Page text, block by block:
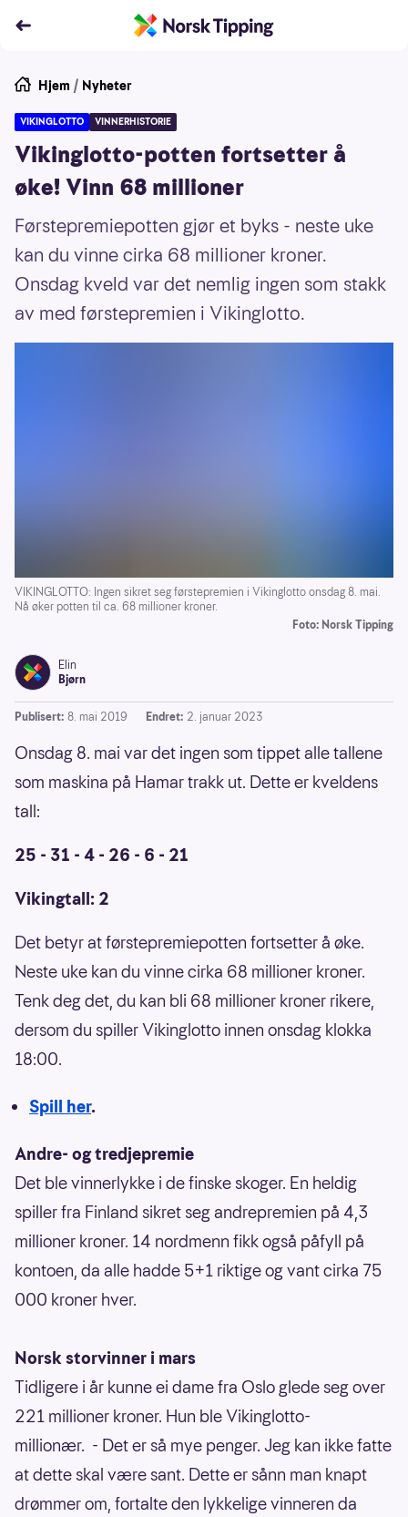
Hjem / Nyheter
VIKINGLOTTO VINNERHISTORIE
Vikinglotto-potten fortsetter å
øke! Vinn 68 millioner
Førstepremiepotten gjør et byks - neste uke
kan du vinne cirka 68 millioner kroner.
Onsdag kveld var det nemlig ingen som stakk
av med førstepremien i Vikinglotto.
VIKINGLOTTO: Ingen sikret seg førstepremien i Vikinglotto onsdag 8. mai.
Nå øker potten til ca. 68 millioner kroner.
Foto: Norsk Tipping
Elin
Bjørn
Publisert: 8. mai 2019 Endret: 2. januar 2023
Onsdag 8. mai var det ingen som tippet alle tallene
som maskina på Hamar trakk ut. Dette er kveldens
tall:
25 - 31 - 4 - 26 - 6 - 21
Vikingtall: 2
Det betyr at førstepremiepotten fortsetter å øke.
Neste uke kan du vinne cirka 68 millioner kroner.
Tenk deg det, du kan bli 68 millioner kroner rikere,
dersom du spiller Vikinglotto innen onsdag klokka
18:00.
Spill her.
Andre- og tredjepremie
Det ble vinnerlykke i de finske skoger. En heldig
spiller fra Finland sikret seg andrepremien på 4,3
millioner kroner. 14 nordmenn fikk også påfyll på
kontoen, da alle hadde 5+1 riktige og vant cirka 75
000 kroner hver.
Norsk storvinner i mars
Tidligere i år kunne ei dame fra Oslo glede seg over
221 millioner kroner. Hun ble Vikinglotto-
millionær. - Det er så mye penger. Jeg kan ikke fatte
at dette skal være sant. Dette er sånn man knapt
drømmer om, fortalte den lykkelige vinneren da